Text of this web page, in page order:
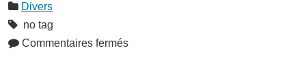
Divers
no tag
Commentaires fermés